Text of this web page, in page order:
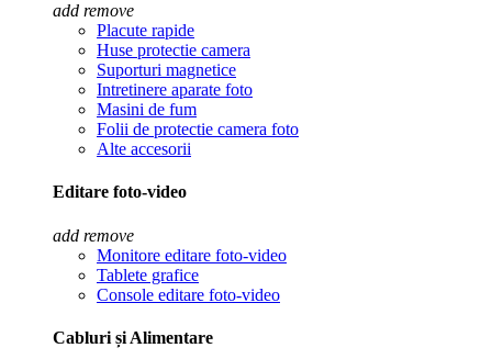
add remove
Placute rapide
Huse protectie camera
Suporturi magnetice
Intretinere aparate foto
Masini de fum
Folii de protectie camera foto
Alte accesorii
Editare foto-video
add remove
Monitore editare foto-video
Tablete grafice
Console editare foto-video
Cabluri și Alimentare